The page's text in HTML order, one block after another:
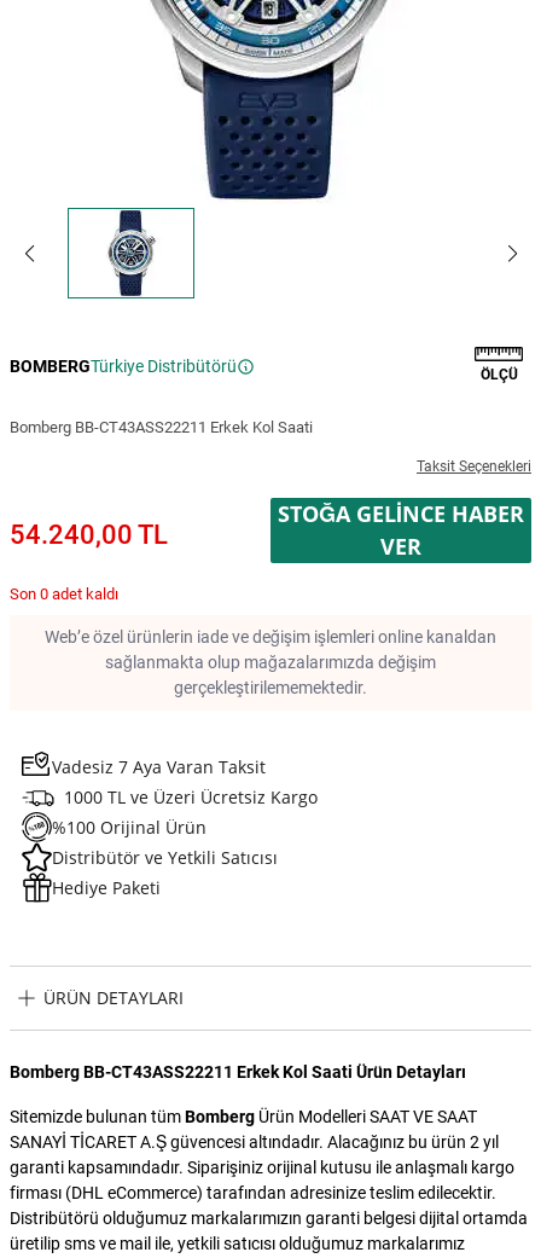
BOMBERGTürkiye Distribütörü ÖLÇÜ
Bomberg BB-CT43ASS22211 Erkek Kol Saati
Taksit Seçenekleri
54.240,00 TL
STOĞA GELINCE HABER
VER
Son 0 adet kaldı
Web’e özel ürünlerin iade ve değişim işlemleri online kanaldan
sağlanmakta olup mağazalarımızda değişim
gerçekleştirilememektedir.
Vadesiz 7 Aya Varan Taksit
1000 TL ve Üzeri Ücretsiz Kargo
%100 Orijinal Ürün
Distribütör ve Yetkili Satıcısı
Hediye Paketi
ÜRÜN DETAYLARI
Bomberg BB-CT43ASS22211 Erkek Kol Saati Ürün Detayları
Sitemizde bulunan tümBomberg Ürün Modelleri SAAT VE SAAT
SANAYİ TİCARET A.Ş güvencesi altındadır. Alacağınız bu ürün 2 yıl
garanti kapsamındadır. Siparişiniz orijinal kutusu ile anlaşmalı kargo
firması (DHL eCommerce) tarafından adresinize teslim edilecektir.
Distribütörü olduğumuz markalarımızın garanti belgesi dijital ortamda
üretilip sms ve mail ile, yetkili satıcısı olduğumuz markalarımız